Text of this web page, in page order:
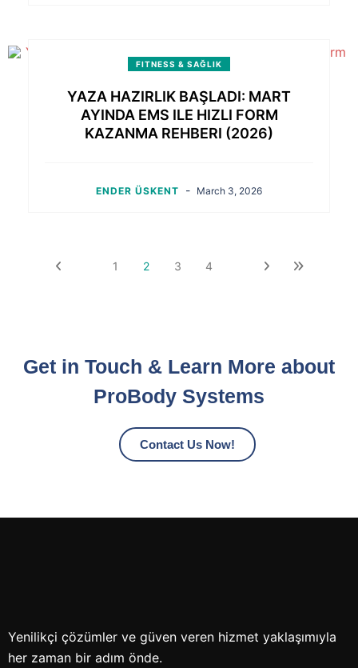
FITNESS & SAĞLIK
YAZA HAZIRLIK BAŞLADI: MART
AYINDA EMS ILE HIZLI FORM
KAZANMA REHBERI (2026)
ENDER ÜSKENT - March 3, 2026
1 2 3 4
Get in Touch & Learn More about
ProBody Systems
Contact Us Now!
Yenilikçi çözümler ve güven veren hizmet yaklaşımıyla
her zaman bir adım önde.